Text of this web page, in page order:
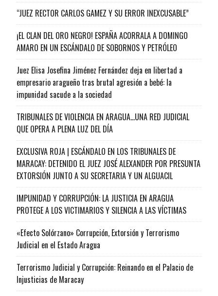
“JUEZ RECTOR CARLOS GAMEZ Y SU ERROR INEXCUSABLE”
¡EL CLAN DEL ORO NEGRO! ESPAÑA ACORRALA A DOMINGO
AMARO EN UN ESCÁNDALO DE SOBORNOS Y PETRÓLEO
Juez Elisa Josefina Jiménez Fernández deja en libertad a
empresario aragueño tras brutal agresión a bebé: la
impunidad sacude a la sociedad
TRIBUNALES DE VIOLENCIA EN ARAGUA…UNA RED JUDICIAL
QUE OPERA A PLENA LUZ DEL DÍA
EXCLUSIVA ROJA | ESCÁNDALO EN LOS TRIBUNALES DE
MARACAY: DETENIDO EL JUEZ JOSÉ ALEXANDER POR PRESUNTA
EXTORSIÓN JUNTO A SU SECRETARIA Y UN ALGUACIL
IMPUNIDAD Y CORRUPCIÓN: LA JUSTICIA EN ARAGUA
PROTEGE A LOS VICTIMARIOS Y SILENCIA A LAS VÍCTIMAS
«Efecto Solórzano» Corrupción, Extorsión y Terrorismo
Judicial en el Estado Aragua
Terrorismo Judicial y Corrupción: Reinando en el Palacio de
Injusticias de Maracay